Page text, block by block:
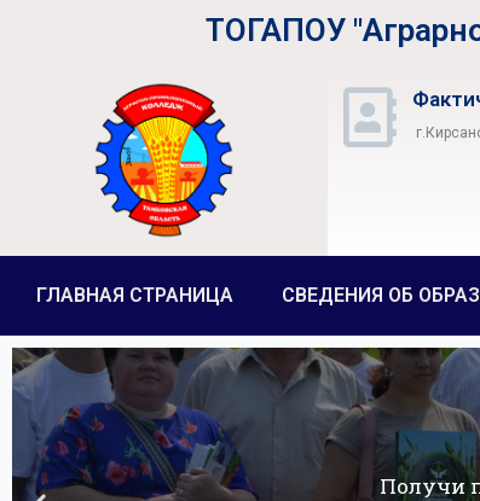
ТОГАПОУ
ГЛАВНАЯ СТРАНИЦА СВЕДЕНИЯ ОБ
Получи